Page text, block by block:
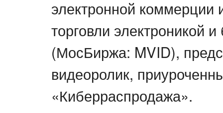
электронной коммерции
торговли электроникой
(МосБиржа: MVID),
видеоролик,
«Киберраспродажа».